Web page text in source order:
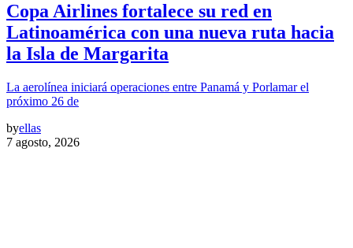
Copa Airlines fortalece su red en
Latinoamérica con una nueva ruta hacia
la Isla de Margarita
La aerolínea iniciará operaciones entre Panamá y Porlamar el
próximo 26 de
byellas
7 agosto, 2026